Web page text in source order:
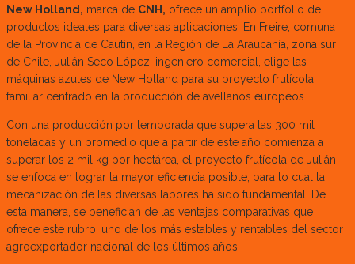
New Holland, marca de CNH, ofrece un amplio portfolio de
productos ideales para diversas aplicaciones. En Freire, comuna
de la Provincia de Cautín, en la Región de La Araucanía, zona sur
de Chile, Julián Seco López, ingeniero comercial, elige las
máquinas azules de New Holland para su proyecto frutícola
familiar centrado en la producción de avellanos europeos.
Con una producción por temporada que supera las 300 mil
toneladas y un promedio que a partir de este año comienza a
superar los 2 mil kg por hectárea, el proyecto frutícola de Julián
se enfoca en lograr la mayor eficiencia posible, para lo cual la
mecanización de las diversas labores ha sido fundamental. De
esta manera, se benefician de las ventajas comparativas que
ofrece este rubro, uno de los más estables y rentables del sector
agroexportador nacional de los últimos años.